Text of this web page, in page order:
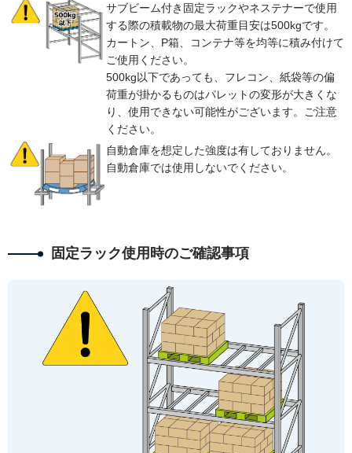
サブビーム付き固定ラックやネステナーで使用
する際の積載物の最大荷重目安は500kgです。
カートン、P箱、コンテナ等を均等に積み付けて
ご使用ください。
500kg以下であっても、フレコン、紙袋等の偏
荷重が掛かるものはパレットの変形が大きくな
り、使用できない可能性がございます。ご注意
ください。
自動倉庫を想定した強度は有しておりません。
自動倉庫では使用しないでください。
固定ラック使用時のご確認事項